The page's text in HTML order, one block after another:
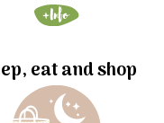
eat and shop